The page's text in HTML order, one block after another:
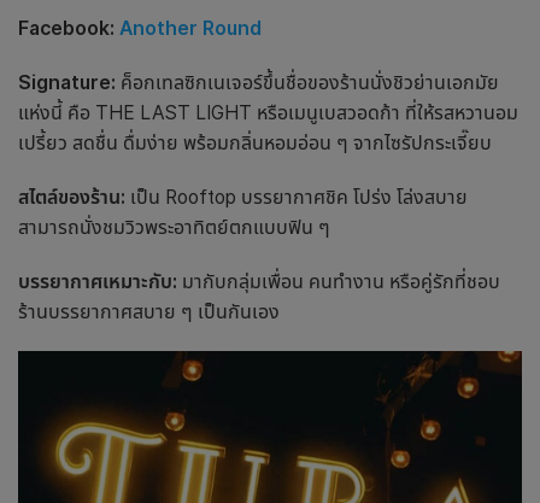
Facebook: Another Round
Signature: ค็อกเทลซิกเนเจอร์ขึ้นชื่อของร้านนั่งชิวย่านเอกมัย
แห่งนี้ คือ THE LAST LIGHT หรือเมนูเบสวอดก้า ที่ให้รสหวานอม
เปรี้ยว สดชื่น ดื่มง่าย พร้อมกลิ่นหอมอ่อน ๆ จากไซรัปกระเจี๊ยบ
สไตล์ของร้าน: เป็น Rooftop บรรยากาศชิค โปร่ง โล่งสบาย
สามารถนั่งชมวิวพระอาทิตย์ตกแบบฟิน ๆ
บรรยากาศเหมาะกับ: มากับกลุ่มเพื่อน คนทำงาน หรือคู่รักที่ชอบ
ร้านบรรยากาศสบาย ๆ เป็นกันเอง